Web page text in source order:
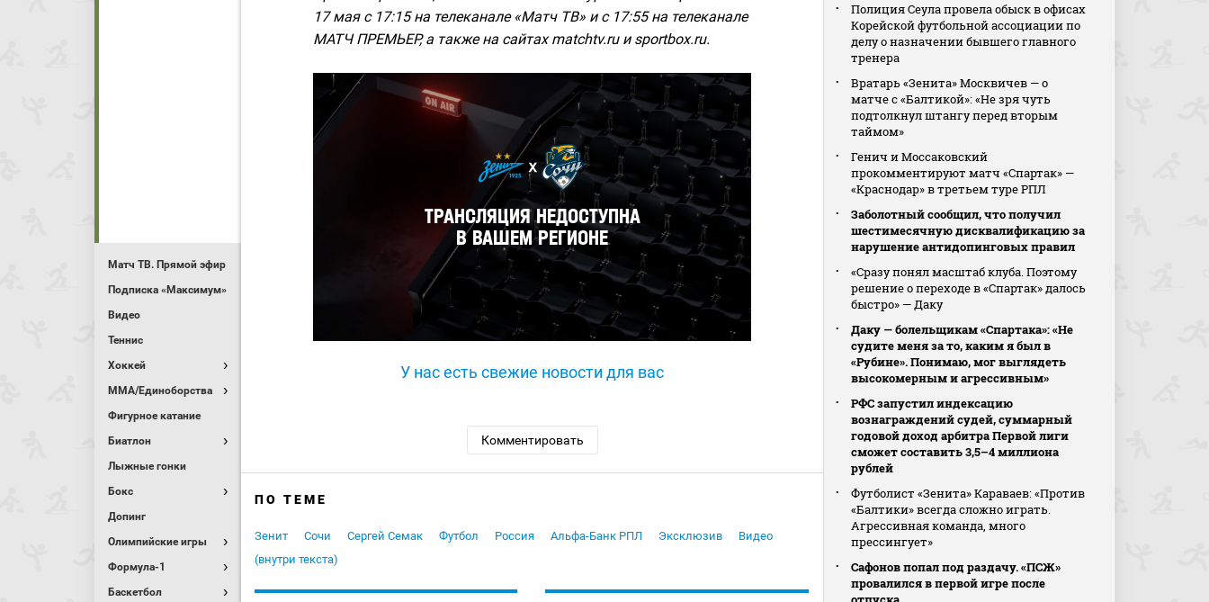
Матч ТВ. Прямой эфир
Подписка «Максимум»
Видео
Теннис
Хоккей
MMA/Единоборства
Фигурное катание
Биатлон
Лыжные гонки
Бокс
Допинг
Олимпийские игры
Формула-1
Баскетбол
17 мая с 17:15 на телеканале «Матч ТВ» и с 17:55 на телеканале
МАТЧ ПРЕМЬЕР, а также на сайтах matchtv.ru и sportbox.ru.
У нас есть свежие новости для вас
Комментировать
ПО ТЕМЕ
Зенит Сочи Сергей Семак Футбол Россия Альфа-Банк РПЛ Эксклюзив
Видео
(внутри текста)
Полиция Сеула провела обыск в офисах
Корейской футбольной ассоциации по
делу о назначении бывшего главного
тренера
Вратарь «Зенита» Москвичев — о
матче с «Балтикой»: «Не зря чуть
подтолкнул штангу перед вторым
таймом»
Генич и Моссаковский
прокомментируют матч «Спартак» —
«Краснодар» в третьем туре РПЛ
Заболотный сообщил, что получил
шестимесячную дисквалификацию за
нарушение антидопинговых правил
«Сразу понял масштаб клуба. Поэтому
решение о переходе в «Спартак» далось
быстро» — Даку
Даку — болельщикам «Спартака»: «Не
судите меня за то, каким я был в
«Рубине». Понимаю, мог выглядеть
высокомерным и агрессивным»
РФС запустил индексацию
вознаграждений судей, суммарный
годовой доход арбитра Первой лиги
сможет составить 3,5–4 миллиона
рублей
Футболист «Зенита» Караваев: «Против
«Балтики» всегда сложно играть.
Агрессивная команда, много
прессингует»
Сафонов попал под раздачу. «ПСЖ»
провалился в первой игре после